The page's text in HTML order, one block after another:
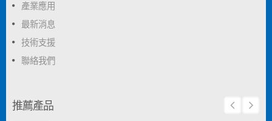
產業應用
最新消息
技術支援
聯絡我們
推薦產品